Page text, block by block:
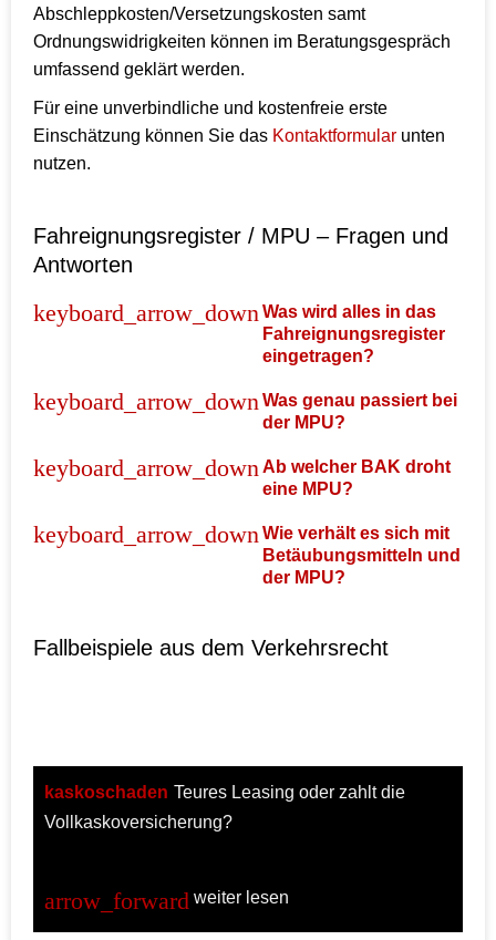
Abschleppkosten/Versetzungskosten samt
Ordnungswidrigkeiten können im Beratungsgespräch
umfassend geklärt werden.
Für eine unverbindliche und kostenfreie erste
Einschätzung können Sie das Kontaktformular unten
nutzen.
Fahreignungsregister / MPU – Fragen und
Antworten
Was wird alles in das
Fahreignungsregister
eingetragen?
Was genau passiert bei
der MPU?
Ab welcher BAK droht
eine MPU?
Wie verhält es sich mit
Betäubungsmitteln und
der MPU?
Fallbeispiele aus dem Verkehrsrecht
kaskoschaden Teures Leasing oder zahlt die
Vollkaskoversicherung?
weiter lesen